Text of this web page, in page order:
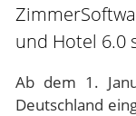
und Hotel 6.0
Ab dem 1.
Deutschland